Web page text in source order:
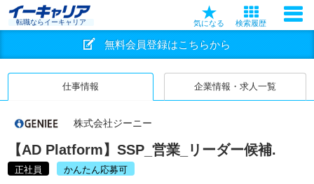
転職ならイーキャリア 気になる 検索履歴
無料会員登録はこちらから
仕事情報 企業情報・求人一覧
株式会社ジーニー
【AD Platform】SSP_営業_リーダー候補.
正社員 かんたん応募可